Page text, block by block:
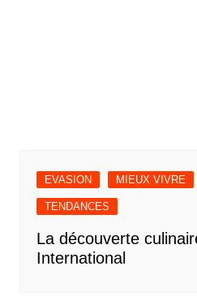
EVASION MIEUX VIVRE
TENDANCES
La découverte
International